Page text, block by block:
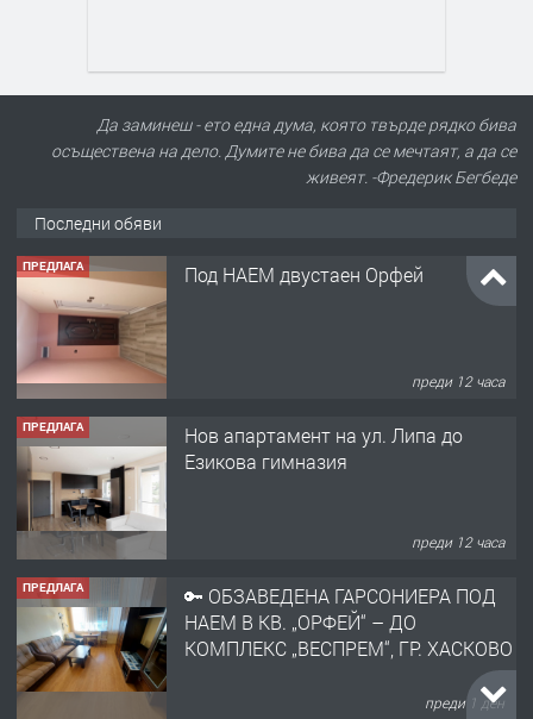
Да заминеш - ето една дума, която твърде рядко бива
осъществена на дело. Думите не бива да се мечтаят, а да се
живеят. -Фредерик Бегбеде
Последни обяви
ПРЕДЛАГА
Нов апартамент на ул. Липа до
ПРЕДЛАГА
🔑 ОБЗАВЕДЕНА ГАРСОНИЕРА ПОД
КОМПЛЕКС „ВЕСПРЕМ“, ГР. ХАСКОВО
преди 1 ден
ПРЕДЛАГА